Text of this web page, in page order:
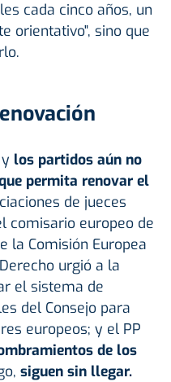
cada cinco años, un
orientativo", sino que
los partidos aún no
permita renovar el
de jueces
comisario europeo de
la Comisión Europea
urgió a la
el sistema de
del Consejo para
europeos; y el PP
de los
siguen sin llegar.